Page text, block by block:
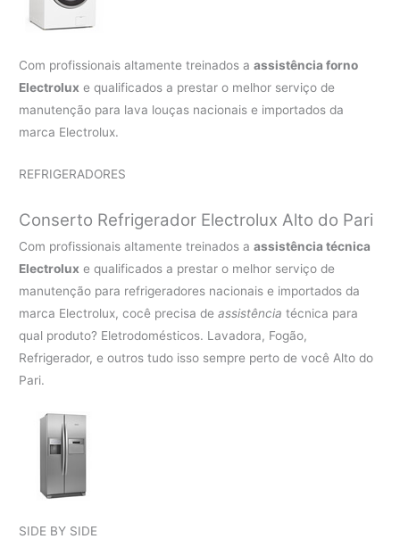
Com profissionais altamente treinados aassistência forno
Electrolux e qualificados a prestar o melhor serviço de
manutenção para lava louças nacionais e importados da
marca Electrolux.
REFRIGERADORES
Conserto Refrigerador Electrolux Alto do Pari
Com profissionais altamente treinados aassistência técnica
Electrolux e qualificados a prestar o melhor serviço de
manutenção para refrigeradores nacionais e importados da
marca Electrolux, cocê precisa deassistência técnica para
qual produto? Eletrodomésticos. Lavadora, Fogão,
Refrigerador, e outros tudo isso sempre perto de você Alto do
Pari.
SIDE BY SIDE